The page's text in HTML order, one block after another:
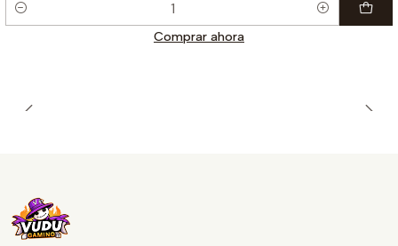
Cantidad
Comprar ahora